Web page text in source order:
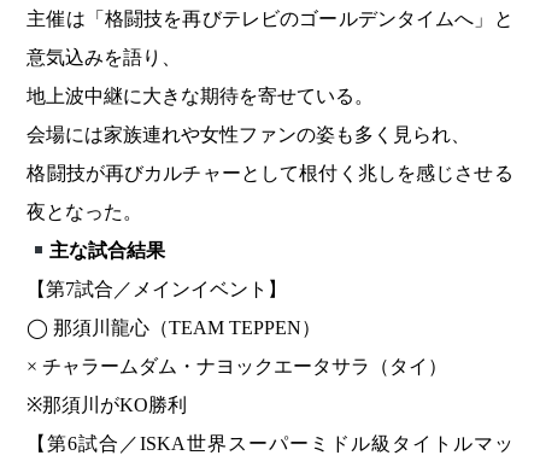
主催は「格闘技を再びテレビのゴールデンタイムへ」と
意気込みを語り、
地上波中継に大きな期待を寄せている。
会場には家族連れや女性ファンの姿も多く見られ、
格闘技が再びカルチャーとして根付く兆しを感じさせる
夜となった。
主な試合結果
【第7試合／メインイベント】
◯ 那須川龍心（TEAM TEPPEN）
× チャラームダム・ナヨックエータサラ（タイ）
※那須川がKO勝利
【第6試合／ISKA世界スーパーミドル級タイトルマッ